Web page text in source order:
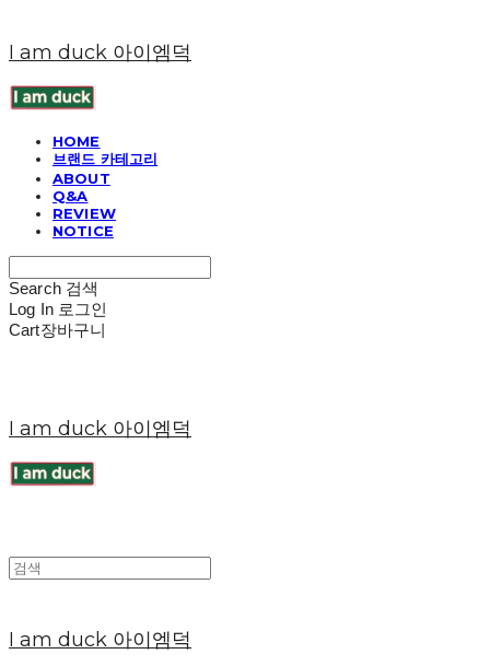
I am duck 아이엠덕
HOME
브랜드 카테고리
ABOUT
Q&A
REVIEW
NOTICE
Search 검색
Log In 로그인
Cart장바구니
I am duck 아이엠덕
I am duck 아이엠덕